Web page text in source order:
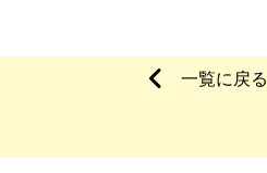
一覧に戻る